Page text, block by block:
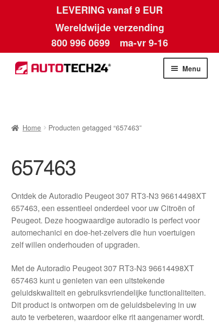
LEVERING vanaf 9 EUR
Wereldwijde verzending
800 996 0699 ma-vr 9-16
Ga
door
Ga
naar
Menu
Betalingen
Contact
Kassa
Klachten
Klachtenprocedure
Levering
Home Producten getagged “657463”
657463
Ontdek de Autoradio Peugeot 307 RT3-N3 96614498XT
657463, een essentieel onderdeel voor uw Citroën of
Peugeot. Deze hoogwaardige autoradio is perfect voor
automechanici en doe-het-zelvers die hun voertuigen
zelf willen onderhouden of upgraden.
Met de Autoradio Peugeot 307 RT3-N3 96614498XT
657463 kunt u genieten van een uitstekende
geluidskwaliteit en gebruiksvriendelijke functionaliteiten.
Dit product is ontworpen om de geluidsbeleving in uw
auto te verbeteren, waardoor elke rit aangenamer wordt.